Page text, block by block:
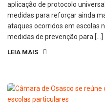
aplicação de protocolo
medidas para reforçar ainda
ataques ocorridos em escolas
medidas de prevenção para […]
LEIA MAIS